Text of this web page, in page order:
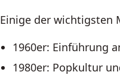
Einige der wichtigsten
1960er: Einführung
1980er: Popkultur